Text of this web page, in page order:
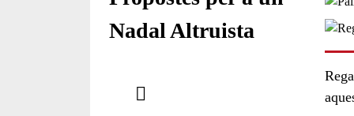
Nadal Altruista